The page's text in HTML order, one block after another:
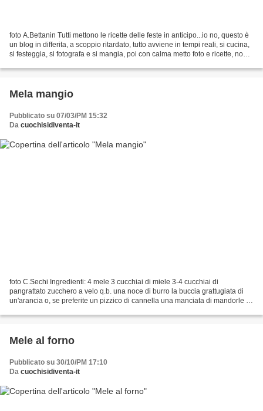
foto A.Bettanin Tutti mettono le ricette delle feste in anticipo...io no, questo è
un blog in differita, a scoppio ritardato, tutto avviene in tempi reali, si cucina,
si festeggia, si fotografa e si mangia, poi con calma metto foto e ricette, non
Mela mangio
Pubblicato su 07/03/PM 15:32
Da cuochisidiventa-it
foto C.Sechi Ingredienti: 4 mele 3 cucchiai di miele 3-4 cucchiai di
pangrattato zucchero a velo q.b. una noce di burro la buccia grattugiata di
un'arancia o, se preferite un pizzico di cannella una manciata di mandorle a
Mele al forno
Pubblicato su 30/10/PM 17:10
Da cuochisidiventa-it